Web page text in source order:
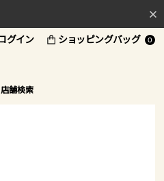
グイン ショッピングバッグ 0
店舗検索